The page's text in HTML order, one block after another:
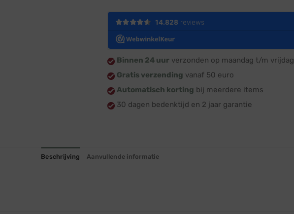
Binnen 24 uur verzonden op maandag t/m vrijdag
Gratis verzending vanaf 50 euro
Automatisch korting bij meerdere items
30 dagen bedenktijd en 2 jaar garantie
Beschrijving Aanvullende informatie